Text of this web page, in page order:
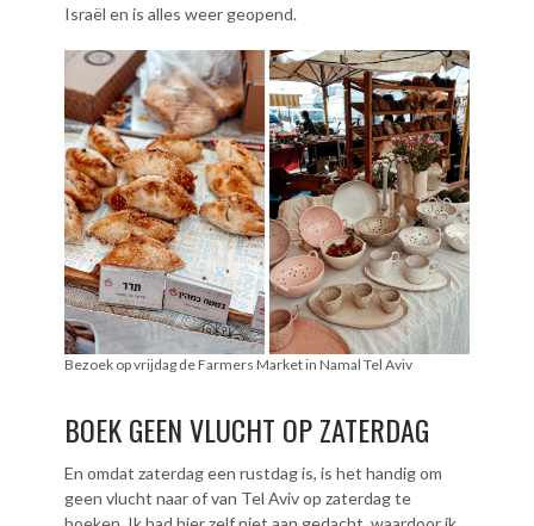
Israël en is alles weer geopend.
Bezoek op vrijdag de Farmers Market in Namal Tel Aviv
BOEK GEEN VLUCHT OP ZATERDAG
En omdat zaterdag een rustdag is, is het handig om
geen vlucht naar of van Tel Aviv op zaterdag te